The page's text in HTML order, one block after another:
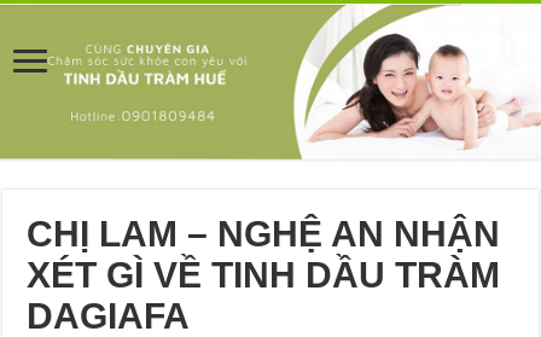
CHỊ LAM – NGHỆ AN NHẬN
XÉT GÌ VỀ TINH DẦU TRÀM
DAGIAFA